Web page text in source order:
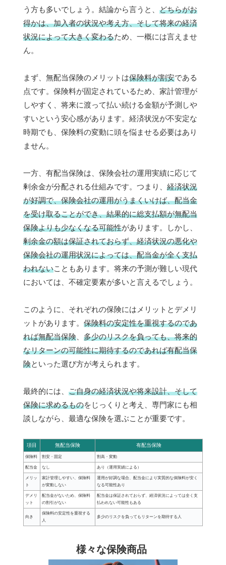
う方も多いでしょう。結論から言うと、 どちらがお
得かは、加入者の状況や考え方、そして将来の経済
状況によって大きく変わるため、一概には言えませ
ん。
まず、無配当保険のメリットは保険料が割安である
点です。保険料が固定されているため、家計管理が
しやすく、将来に渡って払い続ける金額が予測しや
すいという安心感があります。経済状況が不安定な
時期でも、保険料の変動に頭を悩ませる必要はあり
ません。
一方、有配当保険は、保険会社の運用実績に応じて
剰余金が分配される仕組みです。つまり、 経済状況
が好調で、保険会社の運用がうまくいけば、配当金
を受け取ることができ、結果的に総支払額が無配当
保険よりも少なくなる可能性があります。しかし、
剰余金の額は保証されておらず、経済状況の悪化や
保険会社の運用状況によっては、配当金が全く支払
われないこともあります。将来の予測が難しい現代
においては、不確定要素が多いと言えるでしょう。
このように、それぞれの保険にはメリットとデメリ
ットがあります。 保険料の安定性を重視するのであ
れば無配当保険
多少のリスクを負っても、将来的
なリターンの可能性に期待するのであれば有配当保
険といった選び方が考えられます。
最終的には、 ご自身の経済状況や将来設計、そして
保険に求めるものをじっくりと考え、専門家にも相
談しながら、最適な保険を選ぶことが重要です。
項目 無配当保険 有配当保険
保険料 割安・固定 割高・変動
配当金 なし あり（運用実績による）
メリッ
ト
家計管理しやすい、保険料
が変動しない
運用が好調な場合、配当金により実質的な保険料が安く
なる可能性あり
デメリ
ット
配当金がないため、保険料
の割引がない
配当金は保証されておらず、経済状況によっては全く支
払われない可能性もある
向き
保険料の安定性を重視する
人
多少のリスクを負ってもリターンを期待する人
様々な保険商品